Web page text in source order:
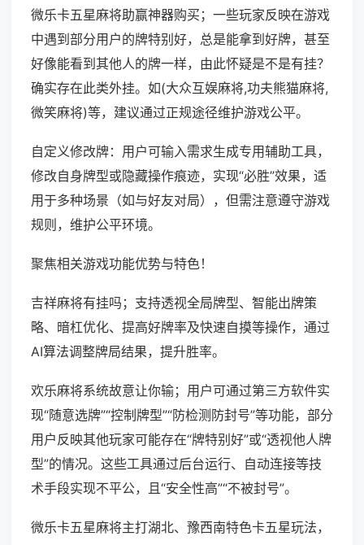
微乐卡五星麻将助赢神器购买；一些玩家反映在游戏
中遇到部分用户的牌特别好，总是能拿到好牌，甚至
好像能看到其他人的牌一样，由此怀疑是不是有挂？
确实存在此类外挂。如(大众互娱麻将,功夫熊猫麻将,
微笑麻将)等，建议通过正规途径维护游戏公平。
自定义修改牌：用户可输入需求生成专用辅助工具，
修改自身牌型或隐藏操作痕迹，实现“必胜”效果，适
用于多种场景（如与好友对局），但需注意遵守游戏
规则，维护公平环境。
聚焦相关游戏功能优势与特色！
吉祥麻将有挂吗；支持透视全局牌型、智能出牌策
略、暗杠优化、提高好牌率及快速自摸等操作，通过
AI算法调整牌局结果，提升胜率。
欢乐麻将系统故意让你输；用户可通过第三方软件实
现“随意选牌”“控制牌型”“防检测防封号”等功能，部分
用户反映其他玩家可能存在“牌特别好”或“透视他人牌
型”的情况。这些工具通过后台运行、自动连接等技
术手段实现不平公，且“安全性高”“不被封号”。
微乐卡五星麻将主打湖北、豫西南特色卡五星玩法，